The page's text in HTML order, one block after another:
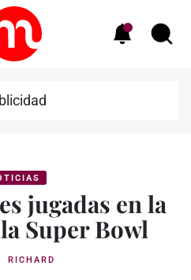
jugadas en la
Super Bowl
RICHARD